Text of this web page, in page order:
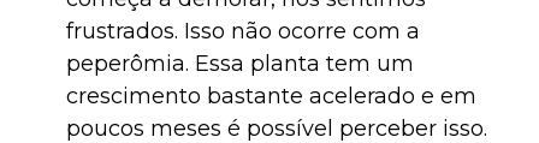
frustrados. Isso não ocorre com a
peperômia. Essa planta tem um
crescimento bastante acelerado e em
poucos meses é possível perceber isso.